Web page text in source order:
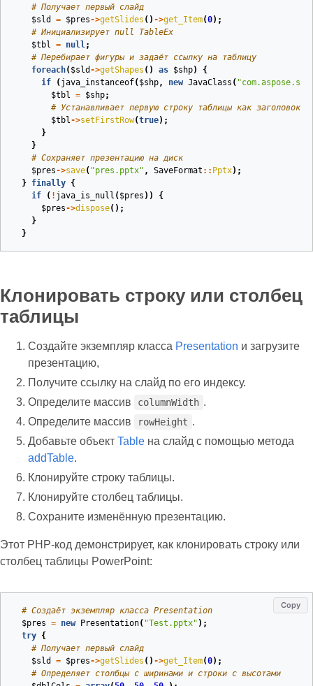
# Получает первый слайд
$sld
= $pres->getSlides () ->get_Item(0);
# Инициализирует null TableEx
$tbl = null;
# Перебирает фигуры и задаёт ссылку на таблицу
foreach( $sld ->getShapes () as $shp)
{
if
( java_instanceof( $shp, new JavaClass (
$tbl = $shp;
# Устанавливает первую строку таблицы как заголовок
$tbl->setFirstRow(true);
}
}
# Сохраняет презентацию на диск
$pres->save( "pres.pptx" , SaveFormat :: Pptx);
} finally {
if
( ! java_is_null ( $pres ))
{
$pres->dispose();
}
}
Клонировать строку или столбец
таблицы
Создайте экземпляр класса Presentation и загрузите
презентацию,
Получите ссылку на слайд по его индексу.
Определите массив
columnWidth .
Определите массив
rowHeight .
Добавьте объект Table на слайд с помощью метода
addTable.
Клонируйте строку таблицы.
Клонируйте столбец таблицы.
Сохраните изменённую презентацию.
Этот PHP‑код демонстрирует, как клонировать строку или
столбец таблицы PowerPoint:
Copy
# Создаёт экземпляр класса Presentation
$pres = new Presentation( "Test.pptx" );
try {
# Получает первый слайд
$sld
= $pres->getSlides () ->get_Item(0);
# Определяет столбцы с ширинами и строки с высотами